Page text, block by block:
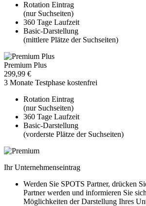
Rotation Eintrag
(nur Suchseiten)
360 Tage Laufzeit
Basic-Darstellung
(mittlere Plätze der Suchseiten)
Premium Plus
299,99 €
3 Monate Testphase kostenfrei
Rotation Eintrag
(nur Suchseiten)
360 Tage Laufzeit
Basic-Darstellung
(vorderste Plätze der Suchseiten)
Ihr Unternehmenseintrag
Werden Sie SPOTS Partner, drücken
Partner werden und informieren Sie
Möglichkeiten der Darstellung Ihres